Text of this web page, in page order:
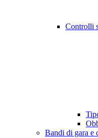
Controlli
Bandi di gara e